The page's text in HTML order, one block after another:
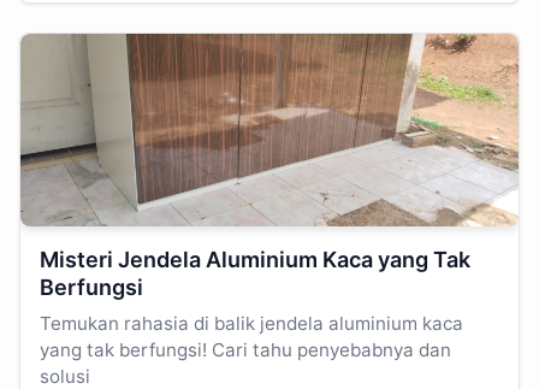
Misteri Jendela Aluminium Kaca yang Tak
Berfungsi
Temukan rahasia di balik jendela aluminium kaca
yang tak berfungsi! Cari tahu penyebabnya dan
solusi